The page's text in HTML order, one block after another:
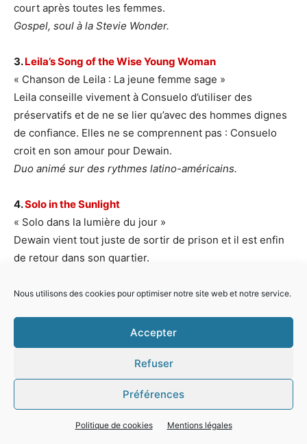
Nous utilisons des cookies pour optimiser notre site web et notre service.
Accepter
Refuser
Préférences
Politique de cookies Mentions légales
court après toutes les femmes.
Gospel, soul à la Stevie Wonder.
3.Leila’s Song of the Wise Young Woman
« Chanson de Leila : La jeune femme sage »
Leila conseille vivement à Consuelo d’utiliser des
préservatifs et de ne se lier qu’avec des hommes dignes
de confiance. Elles ne se comprennent pas : Consuelo
croit en son amour pour Dewain.
Duo animé sur des rythmes latino-américains.
4.Solo in the Sunlight
« Solo dans la lumière du jour »
Dewain vient tout juste de sortir de prison et il est enfin
de retour dans son quartier.
Consuelo est inquiète : son fils de six ans a disparu sans
laisser de traces. Est-ce que ce sont les services de
l’immigration qui l’ont enlevé, afin de retrouver sa mère ?
Des souvenirs de son pays natal, le Salvador, reviennent